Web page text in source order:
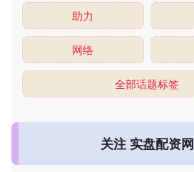
助力
网络
全部话题标签
关注 实盘配资网